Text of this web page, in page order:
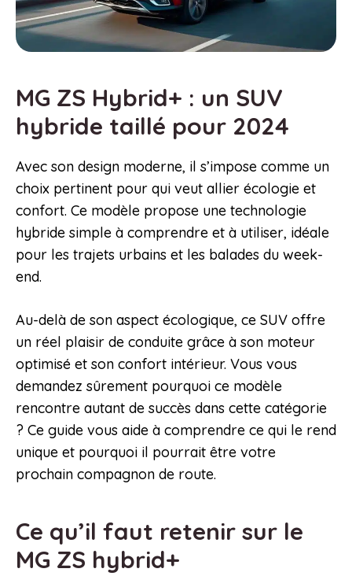
MG ZS Hybrid+ : un SUV
hybride taillé pour 2024
Avec son design moderne, il s’impose comme un
choix pertinent pour qui veut allier écologie et
confort. Ce modèle propose une technologie
hybride simple à comprendre et à utiliser, idéale
pour les trajets urbains et les balades du week-
end.
Au-delà de son aspect écologique, ce SUV offre
un réel plaisir de conduite grâce à son moteur
optimisé et son confort intérieur. Vous vous
demandez sûrement pourquoi ce modèle
rencontre autant de succès dans cette catégorie
? Ce guide vous aide à comprendre ce qui le rend
unique et pourquoi il pourrait être votre
prochain compagnon de route.
Ce qu’il faut retenir sur le
MG ZS hybrid+